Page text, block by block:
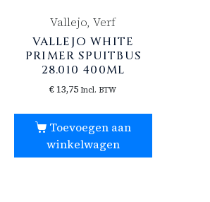
Vallejo, Verf
VALLEJO WHITE
PRIMER SPUITBUS
28.010 400ML
€ 13,75 Incl. BTW
Toevoegen aan
winkelwagen